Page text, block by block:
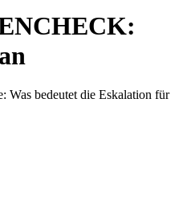
Was bedeutet die Eskalation für